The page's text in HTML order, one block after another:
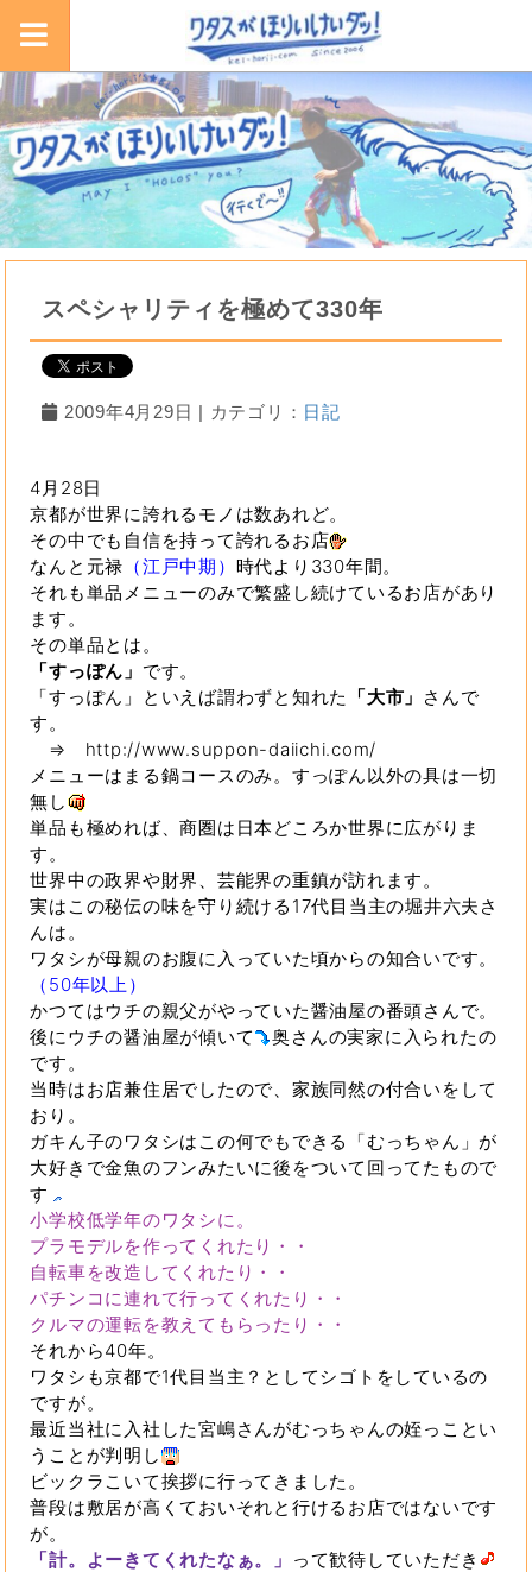
スペシャリティを極めて330年
2009年4月29日 | カテゴリ： 日記
4月28日
京都が世界に誇れるモノは数あれど。
その中でも自信を持って誇れるお店
なんと元禄 （江戸中期） 時代より330年間。
それも単品メニューのみで繁盛し続けているお店があり
ます。
その単品とは。
「すっぽん」 です。
「すっぽん」といえば謂わずと知れた
「大市」 さんで
す。
⇒ http://www.suppon-daiichi.com/
メニューはまる鍋コースのみ。すっぽん以外の具は一切
無し
単品も極めれば、商圏は日本どころか世界に広がりま
す。
世界中の政界や財界、芸能界の重鎮が訪れます。
実はこの秘伝の味を守り続ける17代目当主の堀井六夫さ
んは。
ワタシが母親のお腹に入っていた頃からの知合いです。
（50年以上）
かつてはウチの親父がやっていた醤油屋の番頭さんで。
後にウチの醤油屋が傾いて
奥さんの実家に入られたの
です。
当時はお店兼住居でしたので、家族同然の付合いをして
おり。
ガキん子のワタシはこの何でもできる「むっちゃん」が
大好きで金魚のフンみたいに後をついて回ってたもので
す
小学校低学年のワタシに。
プラモデルを作ってくれたり・・
自転車を改造してくれたり・・
パチンコに連れて行ってくれたり・・
クルマの運転を教えてもらったり・・
それから40年。
ワタシも京都で1代目当主？としてシゴトをしているの
ですが。
最近当社に入社した宮嶋さんがむっちゃんの姪っことい
うことが判明し
ビックラこいて挨拶に行ってきました。
普段は敷居が高くておいそれと行けるお店ではないです
が。
「計。よーきてくれたなぁ。」 って歓待していただき